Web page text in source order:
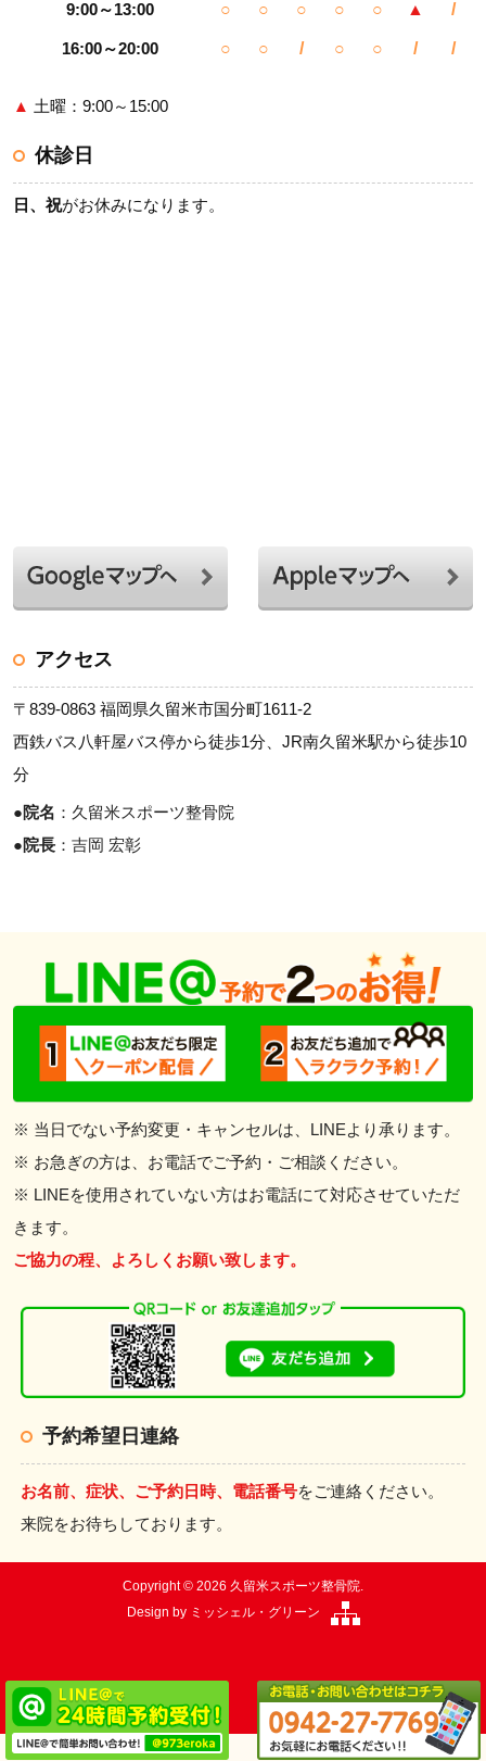
9:00～13:00 ○ ○ ○ ○ ○ ▲ /
16:00～20:00 ○ ○ / ○ ○ / /
▲ 土曜：9:00～15:00
休診日
日、祝がお休みになります。
アクセス
〒839-0863 福岡県久留米市国分町1611-2
西鉄バス八軒屋バス停から徒歩1分、JR南久留米駅から徒歩10
分
●院名 ：久留米スポーツ整骨院
●院長 ：吉岡 宏彰
※ 当日でない予約変更・キャンセルは、LINEより承ります。
※ お急ぎの方は、お電話でご予約・ご相談ください。
※ LINEを使用されていない方はお電話にて対応させていただ
きます。
ご協力の程、よろしくお願い致します。
予約希望日連絡
お名前、症状、ご予約日時、電話番号をご連絡ください。
来院をお待ちしております。
Copyright © 2026 久留米スポーツ整骨院.
Design by ミッシェル・グリーン